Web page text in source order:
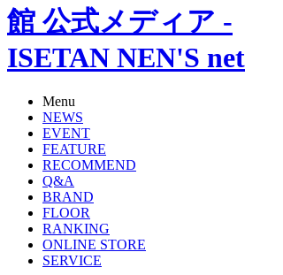
館 公式メディア -
ISETAN NEN'S net
Menu
NEWS
EVENT
FEATURE
RECOMMEND
Q&A
BRAND
FLOOR
RANKING
ONLINE STORE
SERVICE